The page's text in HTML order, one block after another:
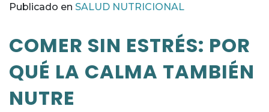
Publicado en SALUD NUTRICIONAL
COMER SIN ESTRÉS: POR
QUÉ LA CALMA TAMBIÉN
NUTRE